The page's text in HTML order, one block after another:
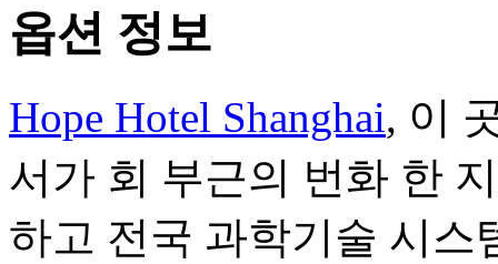
옵션 정보
Hope Hotel Shanghai, 이
서가 회 부근의 번화 한
하고 전국 과학기술 시스